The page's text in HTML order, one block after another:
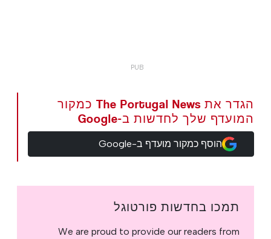
הגדר את The Portugal News כמקור
המועדף שלך לחדשות ב-Google
הוסף כמקור מועדף ב-Google
תמכו בחדשות פורטוגל
We are proud to provide our readers from